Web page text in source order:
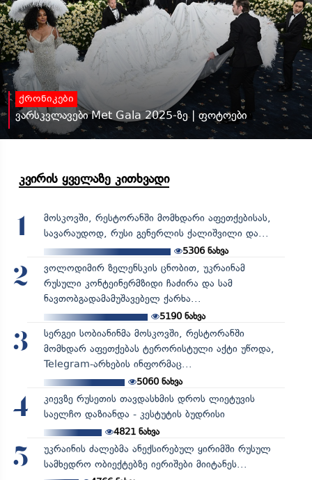
ქრონიკები
ვარსკვლავები Met Gala 2025-ზე | ფოტოები
კვირის ყველაზე კითხვადი
1
მოსკოვში, რესტორანში მომხდარი აფეთქებისას,
სავარაუდოდ, რუსი გენერლის ქალიშვილი და...
5306ნახვა
2
ვოლოდიმირ ზელენსკის ცნობით, უკრაინამ
რუსული კონტეინერმზიდი ჩაძირა და სამ
ნავთობგადამამუშავებელ ქარხა...
5190ნახვა
3
სერგეი სობიანინმა მოსკოვში, რესტორანში
მომხდარ აფეთქებას ტერორისტული აქტი უწოდა,
Telegram-არხების ინფორმაც...
5060ნახვა
4
კიევზე რუსეთის თავდასხმის დროს ლიეტუვის
საელჩო დაზიანდა - კესტუტის ბუდრისი
4821ნახვა
5
უკრაინის ძალებმა ანექსირებულ ყირიმში რუსულ
სამხედრო ობიექტებზე იერიშები მიიტანეს...